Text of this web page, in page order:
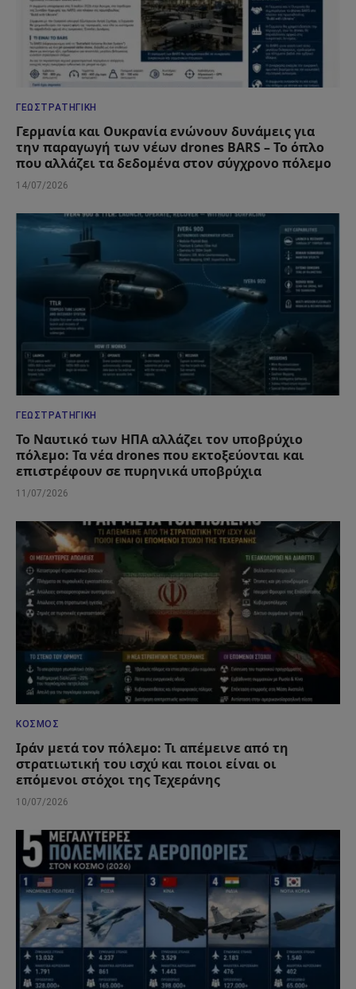
ΓΕΩΣΤΡΑΤΗΓΙΚΉ
Γερμανία και Ουκρανία ενώνουν δυνάμεις για
την παραγωγή των νέων drones BARS – Το όπλο
που αλλάζει τα δεδομένα στον σύγχρονο πόλεμο
14/07/2026
ΓΕΩΣΤΡΑΤΗΓΙΚΉ
Το Ναυτικό των ΗΠΑ αλλάζει τον υποβρύχιο
πόλεμο: Τα νέα drones που εκτοξεύονται και
επιστρέφουν σε πυρηνικά υποβρύχια
11/07/2026
ΚΌΣΜΟΣ
Ιράν μετά τον πόλεμο: Τι απέμεινε από τη
στρατιωτική του ισχύ και ποιοι είναι οι
επόμενοι στόχοι της Τεχεράνης
10/07/2026